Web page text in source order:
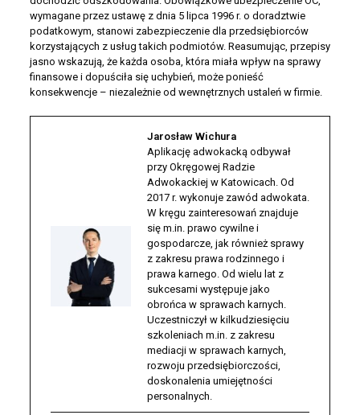
wymagane przez ustawę z dnia 5 lipca 1996 r. o doradztwie
podatkowym, stanowi zabezpieczenie dla przedsiębiorców
korzystających z usług takich podmiotów. Reasumując, przepisy
jasno wskazują, że każda osoba, która miała wpływ na sprawy
finansowe i dopuściła się uchybień, może ponieść
konsekwencje – niezależnie od wewnętrznych ustaleń w firmie.
Jarosław Wichura
Aplikację adwokacką odbywał
przy Okręgowej Radzie
Adwokackiej w Katowicach. Od
2017 r. wykonuje zawód adwokata.
W kręgu zainteresowań znajduje
się m.in. prawo cywilne i
gospodarcze, jak również sprawy
z zakresu prawa rodzinnego i
prawa karnego. Od wielu lat z
sukcesami występuje jako
obrońca w sprawach karnych.
Uczestniczył w kilkudziesięciu
szkoleniach m.in. z zakresu
mediacji w sprawach karnych,
rozwoju przedsiębiorczości,
doskonalenia umiejętności
personalnych.